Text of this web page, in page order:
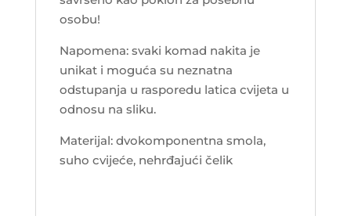
osobu!
Napomena: svaki komad nakita je
unikat i moguća su neznatna
odstupanja u rasporedu latica cvijeta u
odnosu na sliku.
Materijal: dvokomponentna smola,
suho cvijeće, nehrđajući čelik